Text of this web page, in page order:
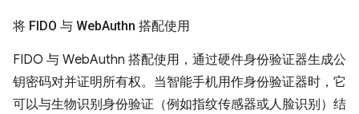
将 FIDO 与 WebAuthn 搭配使用
FIDO 与 WebAuthn 搭配使用，通过硬件身份验证器生成公
钥密码对并证明所有权。当智能手机用作身份验证器时，它
可以与生物识别身份验证（例如指纹传感器或人脸识别）结